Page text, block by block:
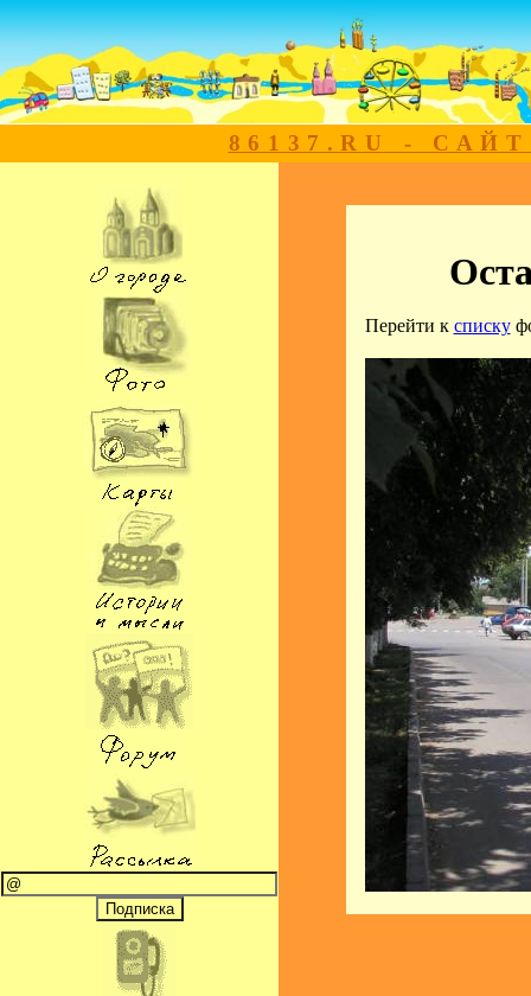
86137.RU -
Перейти к списку